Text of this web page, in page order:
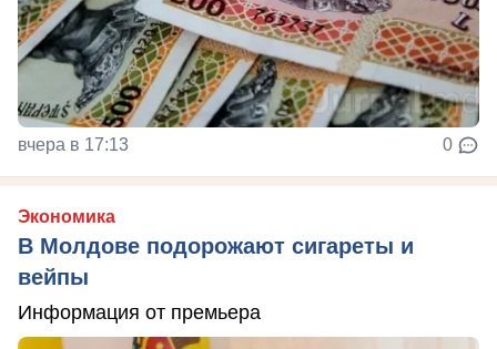
вчера в 17:13 0
Экономика
В Молдове подорожают сигареты и
вейпы
Информация от премьера